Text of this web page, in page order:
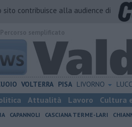
sito contribuisce alla audience di
VOLTERRA PISA LIVORNO
Attualità Lavoro Cultura
CAPANNOLI CASCIANA TERME-LARI